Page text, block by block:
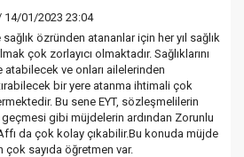
14/01/2023 23:04
özründen atananlar için her yıl sağlık
çok zorlayıcı olmaktadır. Sağlıklarını
atabilecek ve onları ailelerinden
bir yere atanma ihtimali çok
Bu sene EYT, sözleşmelilerin
gibi müjdelerin ardından Zorunlu
da çok kolay çıkabilir.Bu konuda müjde
çok sayıda öğretmen var.